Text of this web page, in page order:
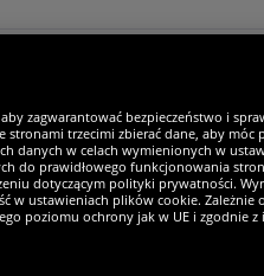
wyjątkowi
zagwarantować bezpieczeństwo i
stronami trzecimi zbierać dane, aby
danych w celach wymienionych w
do prawidłowego funkcjonowania
dotyczącym polityki prywatności.
w ustawieniach plików cookie.
poziomu ochrony jak w UE i zgodnie